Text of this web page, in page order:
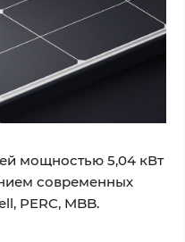
мощностью 5,04 кВт
современных
PERC, MBB.